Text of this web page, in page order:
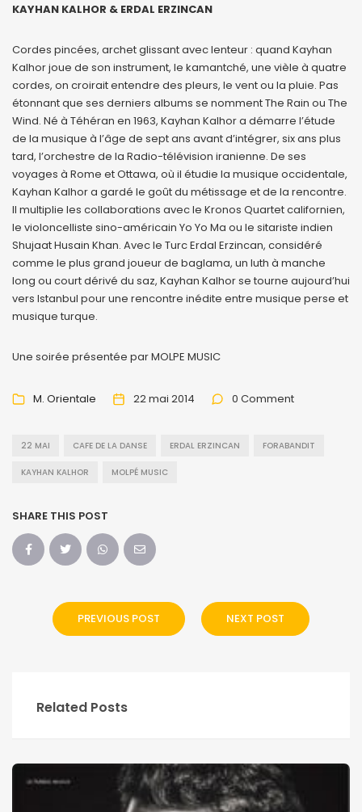
KAYHAN KALHOR & ERDAL ERZINCAN
Cordes pincées, archet glissant avec lenteur : quand Kayhan
Kalhor joue de son instrument, le kamantché, une vièle à quatre
cordes, on croirait entendre des pleurs, le vent ou la pluie. Pas
étonnant que ses derniers albums se nomment The Rain ou The
Wind. Né à Téhéran en 1963, Kayhan Kalhor a démarre l’étude
de la musique à l’âge de sept ans avant d’intégrer, six ans plus
tard, l’orchestre de la Radio-télévision iranienne. De ses
voyages à Rome et Ottawa, où il étudie la musique occidentale,
Kayhan Kalhor a gardé le goût du métissage et de la rencontre.
Il multiplie les collaborations avec le Kronos Quartet californien,
le violoncelliste sino-américain Yo Yo Ma ou le sitariste indien
Shujaat Husain Khan. Avec le Turc Erdal Erzincan, considéré
comme le plus grand joueur de baglama, un luth à manche
long ou court dérivé du saz, Kayhan Kalhor se tourne aujourd’hui
vers Istanbul pour une rencontre inédite entre musique perse et
musique turque.
Une soirée présentée par MOLPE MUSIC
M. Orientale 22 mai 2014 0 Comment
22 MAI CAFE DE LA DANSE ERDAL ERZINCAN FORABANDIT
KAYHAN KALHOR MOLPÉ MUSIC
SHARE THIS POST
PREVIOUS POST NEXT POST
Related Posts